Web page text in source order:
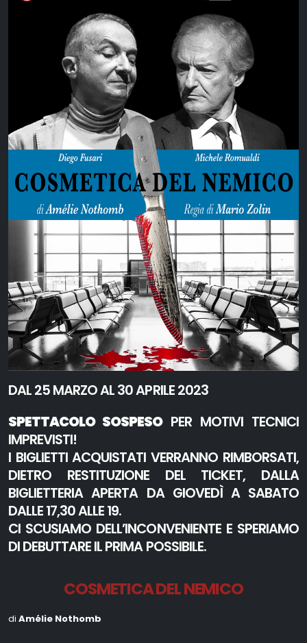
DAL 25 MARZO AL 30 APRILE 2023
SPETTACOLO SOSPESOPER MOTIVI TECNICI
IMPREVISTI!
I BIGLIETTI ACQUISTATI VERRANNO RIMBORSATI,
DIETRO RESTITUZIONE DEL TICKET, DALLA
BIGLIETTERIA APERTA DA GIOVEDÌ A SABATO
DALLE 17,30 ALLE 19.
CI SCUSIAMO DELL’INCONVENIENTE E SPERIAMO
DI DEBUTTARE IL PRIMA POSSIBILE.
COSMETICA DEL NEMICO
di Amélie Nothomb